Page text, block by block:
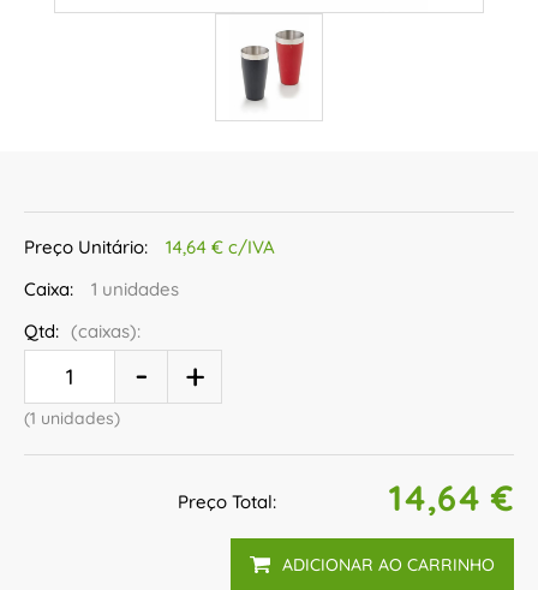
Preço Unitário:
14,64 € c/IVA
Caixa:
1 unidades
Qtd: (caixas):
(1 unidades)
Preço Total: 14,64 €
ADICIONAR AO CARRINHO